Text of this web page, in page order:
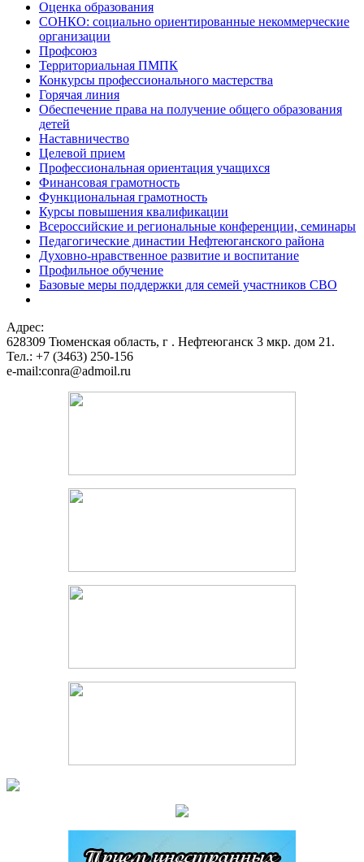
Оценка образования
СОНКО: социально ориентированные некоммерческие
организации
Профсоюз
Территориальная ПМПК
Конкурсы профессионального мастерства
Горячая линия
Обеспечение права на получение общего образования
детей
Наставничество
Целевой прием
Профессиональная ориентация учащихся
Финансовая грамотность
Функциональная грамотность
Курсы повышения квалификации
Всероссийские и региональные конференции, семинары
Педагогические династии Нефтеюганского района
Духовно-нравственное развитие и воспитание
Профильное обучение
Базовые меры поддержки для семей участников СВО
Адрес:
628309 Тюменская область, г . Нефтеюганск 3 мкр. дом 21.
Тел.: +7 (3463) 250-156
e-mail:conra@admoil.ru